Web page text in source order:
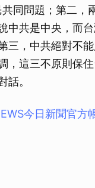
同問題；第二，
中共是中央，而
三，中共絕對不
，這三不原則保
話。
今⽇新聞官⽅